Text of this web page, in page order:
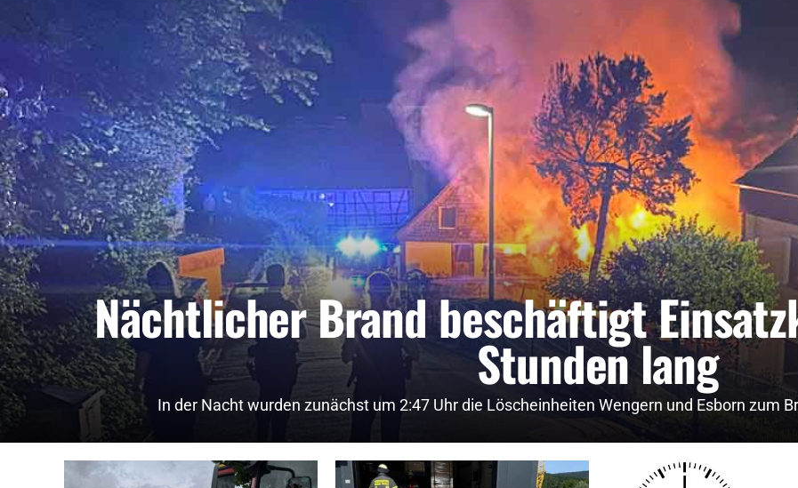
Nächtlicher Brand beschäftigt
Stunden lang
In der Nacht wurden zunächst um 2:47 Uhr die Löscheinheiten Wengern und Esborn zum